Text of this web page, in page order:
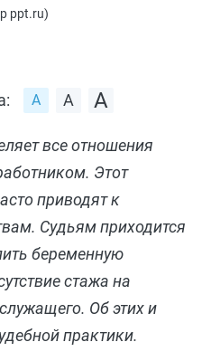
ppt.ru)
все отношения
Этот
приводят к
Судьям приходится
беременную
стажа на
Об этих и
практики.